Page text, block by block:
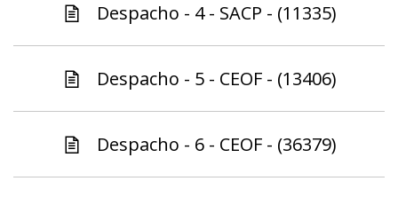
Despacho - 4 - SACP - (11335)
Despacho - 5 - CEOF - (13406)
Despacho - 6 - CEOF - (36379)